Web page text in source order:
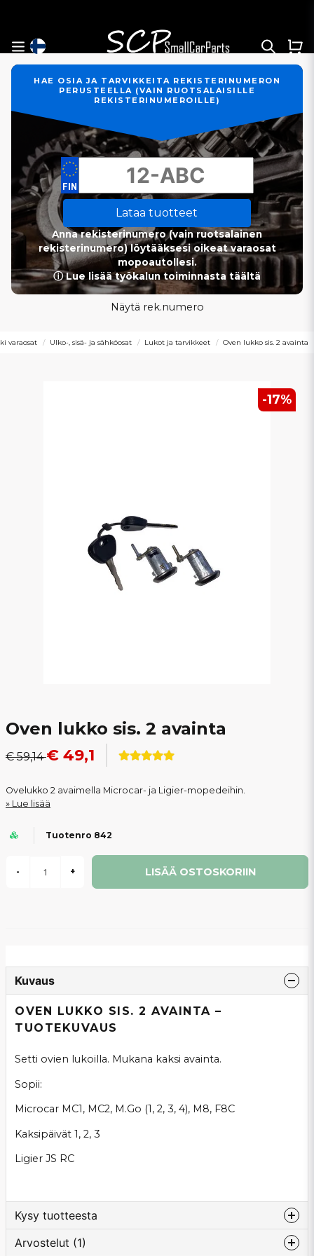
HAE OSIA JA TARVIKKEITA REKISTERINUMERON
PERUSTEELLA (VAIN RUOTSALAISILLE
REKISTERINUMEROILLE)
Lataa tuotteet
Anna rekisterinumero (vain ruotsalainen
rekisterinumero) löytääksesi oikeat varaosat
mopoautollesi.
ⓘ Lue lisää työkalun toiminnasta täältä
Näytä rek.numero
varaosat Ulko-, sisä- ja sähköosat Lukot ja tarvikkeet Oven lukko sis. 2 avainta
-17%
Oven lukko sis. 2 avainta
€ 59,14€ 49,1
Ovelukko 2 avaimella Microcar- ja Ligier-mopedeihin.
Lue lisää
Tuotenro 842
- + LISÄÄ OSTOSKORIIN
Kuvaus
OVEN LUKKO SIS. 2 AVAINTA –
TUOTEKUVAUS
Setti ovien lukoilla. Mukana kaksi avainta.
Sopii:
Microcar MC1, MC2, M.Go (1, 2, 3, 4), M8, F8C
Kaksipäivät 1, 2, 3
Ligier JS RC
Kysy tuotteesta
question
Kysy meiltä tästä tuotteesta...
Arvostelut (1)